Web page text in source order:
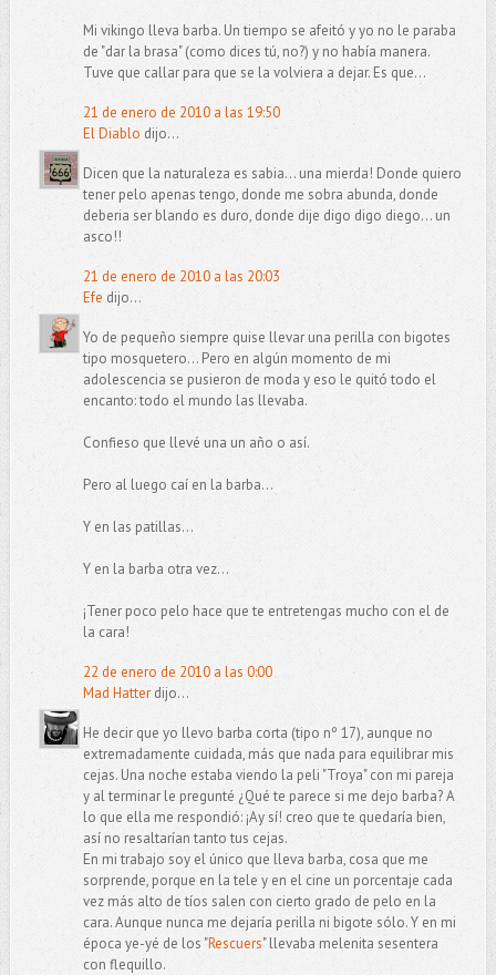
Mi vikingo lleva barba. Un tiempo se afeitó y yo no le paraba
de "dar la brasa" (como dices tú, no?) y no había manera.
Tuve que callar para que se la volviera a dejar. Es que...
21 de enero de 2010 a las 19:50
El Diablo dijo...
Dicen que la naturaleza es sabia... una mierda! Donde quiero
tener pelo apenas tengo, donde me sobra abunda, donde
deberia ser blando es duro, donde dije digo digo diego... un
asco!!
21 de enero de 2010 a las 20:03
Efe dijo...
Yo de pequeño siempre quise llevar una perilla con bigotes
tipo mosquetero... Pero en algún momento de mi
adolescencia se pusieron de moda y eso le quitó todo el
encanto: todo el mundo las llevaba.
Confieso que llevé una un año o así.
Pero al luego caí en la barba...
Y en las patillas...
Y en la barba otra vez...
¡Tener poco pelo hace que te entretengas mucho con el de
la cara!
22 de enero de 2010 a las 0:00
Mad Hatterdijo...
He decir que yo llevo barba corta (tipo nº 17), aunque no
extremadamente cuidada, más que nada para equilibrar mis
cejas. Una noche estaba viendo la peli "Troya" con mi pareja
y al terminar le pregunté ¿Qué te parece si me dejo barba? A
lo que ella me respondió: ¡Ay sí! creo que te quedaría bien,
así no resaltarían tanto tus cejas.
En mi trabajo soy el único que lleva barba, cosa que me
sorprende, porque en la tele y en el cine un porcentaje cada
vez más alto de tíos salen con cierto grado de pelo en la
cara. Aunque nunca me dejaría perilla ni bigote sólo. Y en mi
época ye-yé de los "Rescuers" llevaba melenita sesentera
con flequillo.